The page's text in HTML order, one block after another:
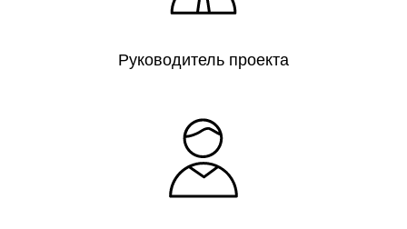
Руководитель проекта